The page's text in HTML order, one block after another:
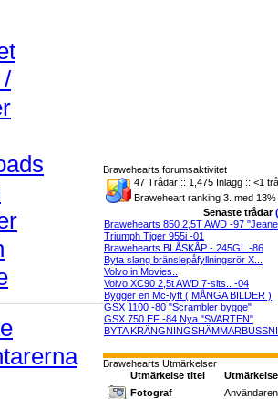
Brawehearts forumsaktivitet
47 Trådar :: 1,475 Inlägg :: <1
Braweheart ranking 3. med
Senaste trådar
Brawehearts 850 2,5T AWD -97
Triumph Tiger 955i -01
Brawehearts BLÅSKÅP - 245GL -86
Byta slang bränslepåfyllningsrör X...
Volvo in Movies..
Volvo XC90 2,5t AWD 7-sits.. -04
Bygger en Mc-lyft ( MÅNGA BILDER )
GSX 1100 -80 "Scrambler bygge"
GSX 750 EF -84 Nya "SVARTEN"
BYTA
Brawehearts Utmärkelser
Utmärkelse titel
Fotograf